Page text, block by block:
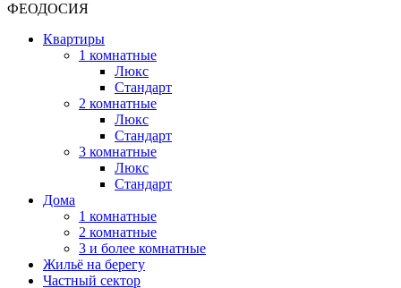
ФЕОДОСИЯ
Квартиры
1 комнатные
Люкс
Стандарт
2 комнатные
Люкс
Стандарт
3 комнатные
Люкс
Стандарт
Дома
1 комнатные
2 комнатные
3 и более комнатные
Жильё на берегу
Частный сектор